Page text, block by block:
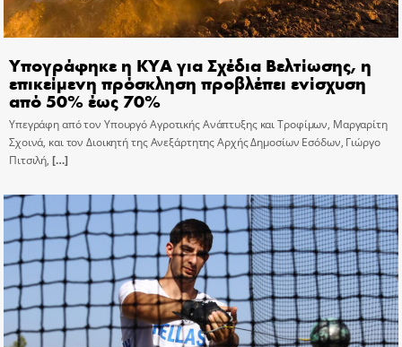
Υπογράφηκε η ΚΥΑ για Σχέδια Βελτίωσης, η
επικείμενη πρόσκληση προβλέπει ενίσχυση
από 50% έως 70%
Υπεγράφη από τον Υπουργό Αγροτικής Ανάπτυξης και Τροφίμων, Μαργαρίτη
Σχοινά, και τον Διοικητή της Ανεξάρτητης Αρχής Δημοσίων Εσόδων, Γιώργο
Πιτσιλή, […]